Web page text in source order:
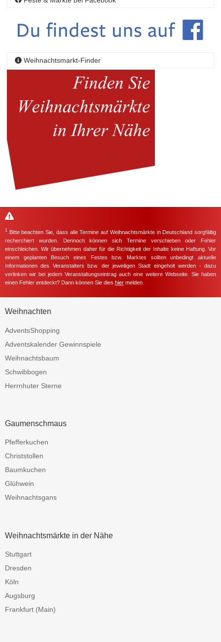
Weihnachtsmarkt-Finder
1 Bitte beachten Sie, dass alle Termine auf Weihnachtsmärkte in Deutschland sorgfältig
recherchiert wurden. Dennoch können sich Termine verschieben oder Fehler
einschleichen. Wir übernehmen daher für die Richtigkeit der Inhalte keine Haftung. Vor
einem geplanten Besuch eines Festes bzw. Marktes sollten unbedingt aktuelle
Informationen des Veranstalters bzw. der jeweiligen Stadt eingeholt werden - dazu
verlinken wir bei jedem Veranstaltungseintrag auch eine weitere Webseite. Sie haben
einen Fehler entdeckt? Dann können Sie dies hier melden.
Weihnachten
AdventsShopping
Adventskalender Gewinnspiele
Weihnachtsbaum
Schwibbogen
Herrnhuter Sterne
Gaumenschmaus
Pfefferkuchen
Christstollen
Baumkuchen
Glühwein
Weihnachtsgans
Weihnachtsmärkte in der Nähe
Stuttgart
Dresden
Köln
Augsburg
Frankfurt (Main)